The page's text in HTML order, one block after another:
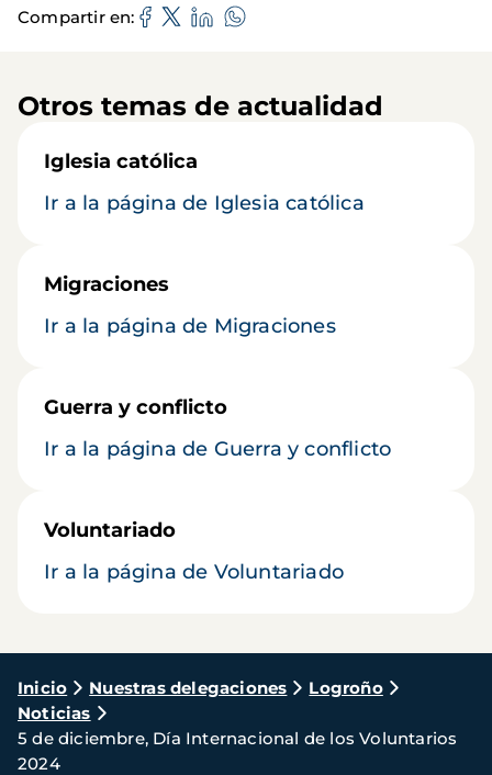
Compartir en
Otros temas de actualidad
Iglesia católica
Ir a la página de Iglesia católica
Migraciones
Ir a la página de Migraciones
Guerra y conflicto
Ir a la página de Guerra y conflicto
Voluntariado
Ir a la página de Voluntariado
Ruta
de
navegación
Inicio Nuestras delegaciones
Logroño
Noticias
5 de diciembre, Día Internacional de los Voluntarios
2024